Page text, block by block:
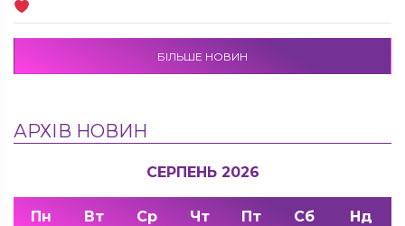
БІЛЬШЕ НОВИН
АРХІВ НОВИН
СЕРПЕНЬ 2026
Пн Вт Ср Чт Пт Сб Нд